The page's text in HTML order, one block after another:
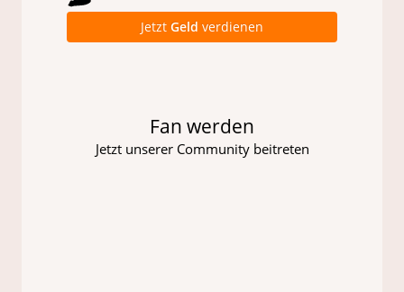
Jetzt Geld verdienen
Fan werden
Jetzt unserer Community beitreten